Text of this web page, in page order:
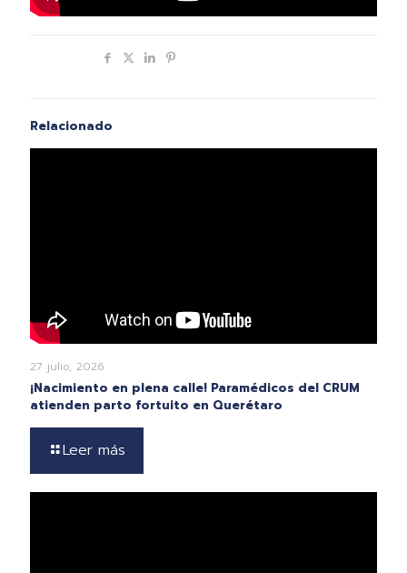
Relacionado
27 julio, 2026
¡Nacimiento en plena calle! Paramédicos del CRUM
atienden parto fortuito en Querétaro
Leer más